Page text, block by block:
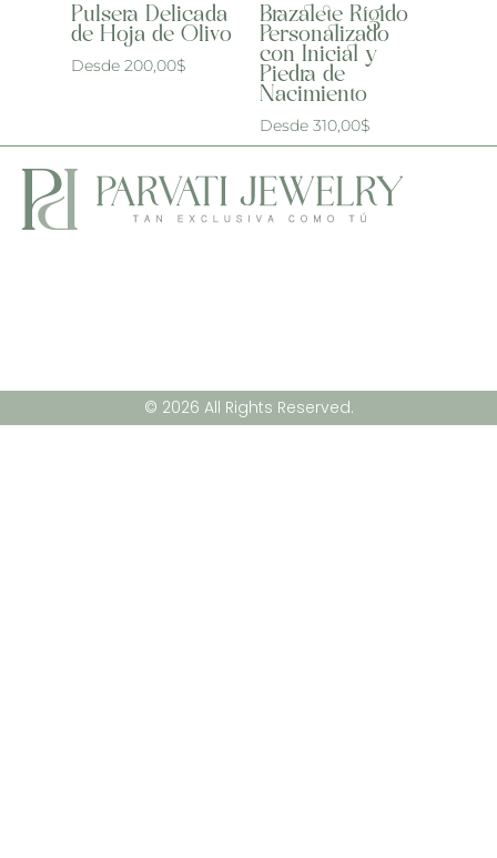
Pulsera Delicada
de Hoja de Olivo
Desde 200,00$
Brazalete Rígido
Personalizado
con Inicial y
Piedra de
Nacimiento
Desde 310,00$
© 2026 All Rights Reserved.